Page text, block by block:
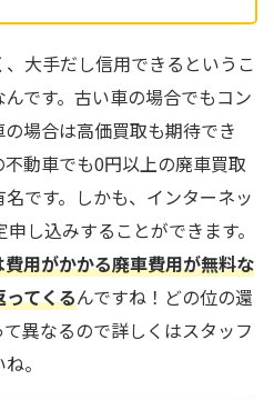
大手だし信用できるというこ
です。古い車の場合でもコン
場合は高価買取も期待でき
動車でも0円以上の廃車買取
です。しかも、インターネッ
し込みすることができます。
用がかかる廃車費用が無料な
てくるんですね！どの位の還
異なるので詳しくはスタッフ
。